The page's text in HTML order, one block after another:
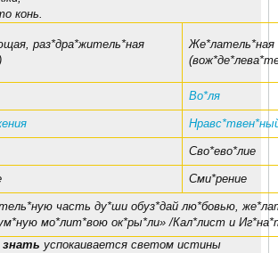
конь.
раз*дра*житель*ная
Же*латель*ная
Во*ля
Сво*ево*лие
Сми*рение
часть ду*ши обуз*дай лю*бовью,
мо*лит*вою ок*ры*ли» /Кал*лист и
знать успокаивается светом истины